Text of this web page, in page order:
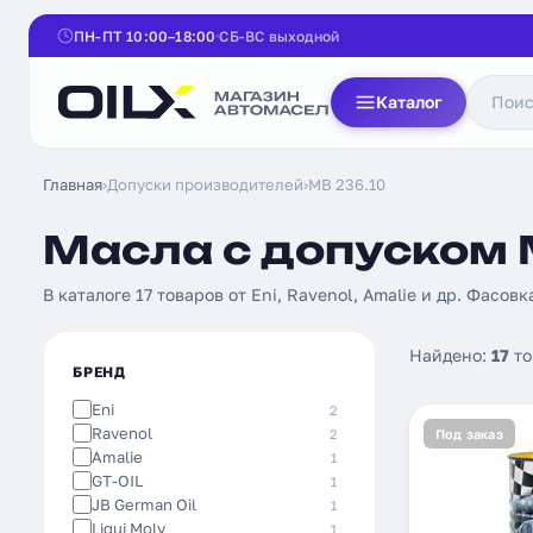
ПН-ПТ 10:00–18:00 СБ-ВС выходной
Каталог
Главная›Допуски производителей›MB 236.10
Масла с допуском
В каталоге 17 товаров от Eni, Ravenol, Amalie и др.
БРЕНД
Eni 2
Ravenol 2
Amalie 1
GT-OIL 1
JB German Oil 1
Liqui Moly 1
Найдено: 17
Под заказ